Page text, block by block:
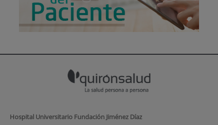
Hospital Universitario Fundación Jiménez Díaz